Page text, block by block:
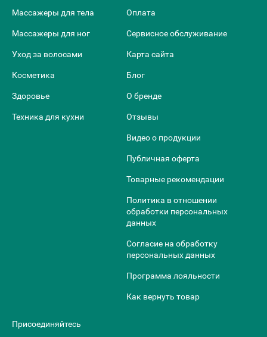
Массажеры для тела
Массажеры для ног
Уход за волосами
Косметика
Здоровье
Техника для кухни
Оплата
Сервисное обслуживание
Карта сайта
Блог
О бренде
Отзывы
Видео о продукции
Публичная оферта
Товарные рекомендации
Политика в отношении
обработки персональных
данных
Согласие на обработку
персональных данных
Программа лояльности
Как вернуть товар
Присоединяйтесь